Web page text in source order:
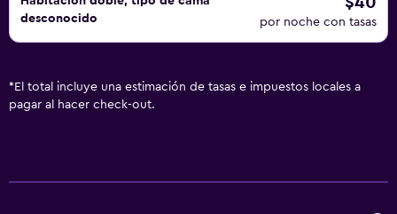
desconocido
por noche con tasas
* El total incluye una estimación de tasas e impuestos locales a
pagar al hacer check-out.